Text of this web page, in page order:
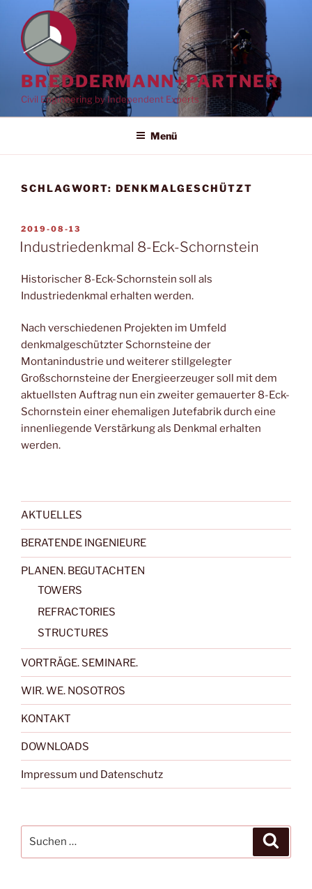
Inhalt
springen
BREDDERMANN+PARTNER
Civil Engineering by Independent Experts
Menü
SCHLAGWORT: DENKMALGESCHÜTZT
VERÖFFENTLICHT
AM
2019-08-13
Industriedenkmal 8-Eck-Schornstein
Historischer 8-Eck-Schornstein soll als
Industriedenkmal erhalten werden.
Nach verschiedenen Projekten im Umfeld
denkmalgeschützter Schornsteine der
Montanindustrie und weiterer stillgelegter
Großschornsteine der Energieerzeuger soll mit dem
aktuellsten Auftrag nun ein zweiter gemauerter 8-Eck-
Schornstein einer ehemaligen Jutefabrik durch eine
innenliegende Verstärkung als Denkmal erhalten
werden.
AKTUELLES
BERATENDE INGENIEURE
PLANEN. BEGUTACHTEN
TOWERS
REFRACTORIES
STRUCTURES
VORTRÄGE. SEMINARE.
WIR. WE. NOSOTROS
KONTAKT
DOWNLOADS
Impressum und Datenschutz
nach: